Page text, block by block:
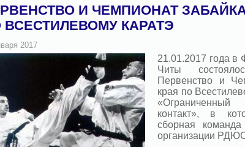
И ЧЕМПИОНАТ
ВСЕСТИЛЕВОМУ КАРАТЭ
21.01.2017 года в
Читы
Первенство и
края по
контакт», в
сборная
организации